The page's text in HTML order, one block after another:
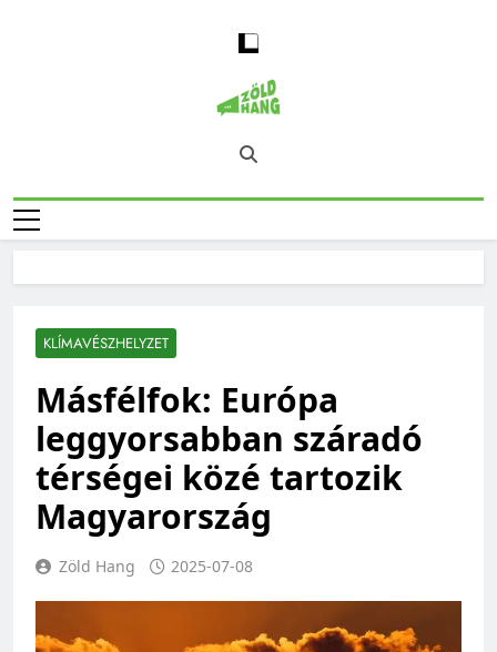
Magyarország
Zöld Hangja
Zöld Hang – Természet, Klímaváltozás,
Fenntarthatóság, Jövő
KLÍMAVÉSZHELYZET
Másfélfok: Európa
leggyorsabban száradó
térségei közé tartozik
Magyarország
Zöld Hang 2025-07-08